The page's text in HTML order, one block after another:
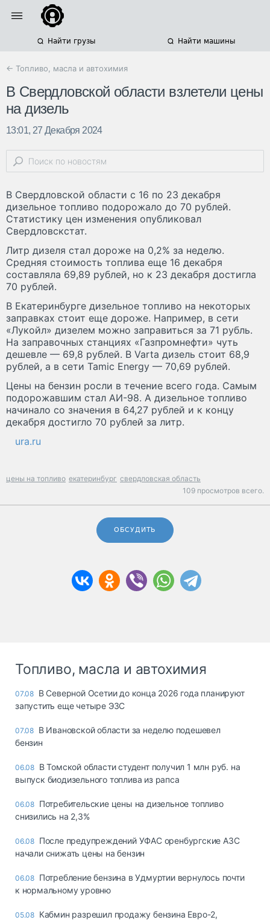
Найти грузы Найти машины
← Топливо, масла и автохимия
В Свердловской области взлетели цены
на дизель
13:01, 27 Декабря 2024
В Свердловской области с 16 по 23 декабря
дизельное топливо подорожало до 70 рублей.
Статистику цен изменения опубликовал
Свердловскстат.
Литр дизеля стал дороже на 0,2% за неделю.
Средняя стоимость топлива еще 16 декабря
составляла 69,89 рублей, но к 23 декабря достигла
70 рублей.
В Екатеринбурге дизельное топливо на некоторых
заправках стоит еще дороже. Например, в сети
«Лукойл» дизелем можно заправиться за 71 рубль.
На заправочных станциях «Газпромнефти» чуть
дешевле — 69,8 рублей. В Varta дизель стоит 68,9
рублей, а в сети Tamic Energy — 70,69 рублей.
Цены на бензин росли в течение всего года. Самым
подорожавшим стал АИ-98. А дизельное топливо
начинало со значения в 64,27 рублей и к концу
декабря достигло 70 рублей за литр.
ura.ru
цены на топливо екатеринбург свердловская область
109 просмотров всего.
ОБСУДИТЬ
Топливо, масла и автохимия
07.08 В Северной Осетии до конца 2026 года планируют
запустить еще четыре ЭЗС
07.08 В Ивановской области за неделю подешевел
бензин
06.08 В Томской области студент получил 1 млн руб. на
выпуск биодизельного топлива из рапса
06.08 Потребительские цены на дизельное топливо
снизились на 2,3%
06.08 После предупреждений УФАС оренбургские АЗС
начали снижать цены на бензин
06.08 Потребление бензина в Удмуртии вернулось почти
к нормальному уровню
05.08 Кабмин разрешил продажу бензина Евро-2,